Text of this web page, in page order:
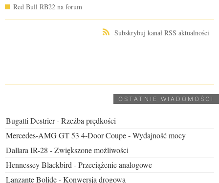
Red Bull RB22 na forum
Subskrybuj kanał RSS aktualności
OSTATNIE WIADOMOŚCI
Bugatti Destrier - Rzeźba prędkości
Mercedes-AMG GT 53 4-Door Coupe - Wydajność mocy
Dallara IR-28 - Zwiększone możliwości
Hennessey Blackbird - Przeciążenie analogowe
Lanzante Bolide - Konwersja drogowa